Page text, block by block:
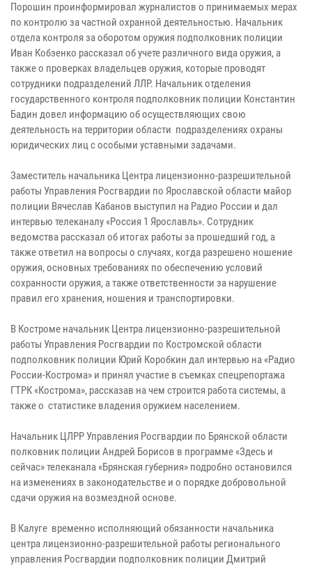
Порошин проинформировал журналистов о принимаемых мерах
по контролю за частной охранной деятельностью. Начальник
отдела контроля за оборотом оружия подполковник полиции
Иван Кобзенко рассказал об учете различного вида оружия, а
также о проверках владельцев оружия, которые проводят
сотрудники подразделений ЛЛР. Начальник отделения
государственного контроля подполковник полиции Константин
Бадин довел информацию об осуществляющих свою
деятельность на территории области подразделениях охраны
юридических лиц с особыми уставными задачами.
Заместитель начальника Центра лицензионно-разрешительной
работы Управления Росгвардии по Ярославской области майор
полиции Вячеслав Кабанов выступил на Радио России и дал
интервью телеканалу «Россия 1 Ярославль». Сотрудник
ведомства рассказал об итогах работы за прошедший год, а
также ответил на вопросы о случаях, когда разрешено ношение
оружия, основных требованиях по обеспечению условий
сохранности оружия, а также ответственности за нарушение
правил его хранения, ношения и транспортировки.
В Костроме начальник Центра лицензионно-разрешительной
работы Управления Росгвардии по Костромской области
подполковник полиции Юрий Коробкин дал интервью на «Радио
России-Кострома» и принял участие в съемках спецрепортажа
ГТРК «Кострома», рассказав на чем строится работа системы, а
также о статистике владения оружием населением.
Начальник ЦЛРР Управления Росгвардии по Брянской области
полковник полиции Андрей Борисов в программе «Здесь и
сейчас» телеканала «Брянская губерния» подробно остановился
на изменениях в законодательстве и о порядке добровольной
сдачи оружия на возмездной основе.
В Калуге временно исполняющий обязанности начальника
центра лицензионно-разрешительной работы регионального
управления Росгвардии подполковник полиции Дмитрий